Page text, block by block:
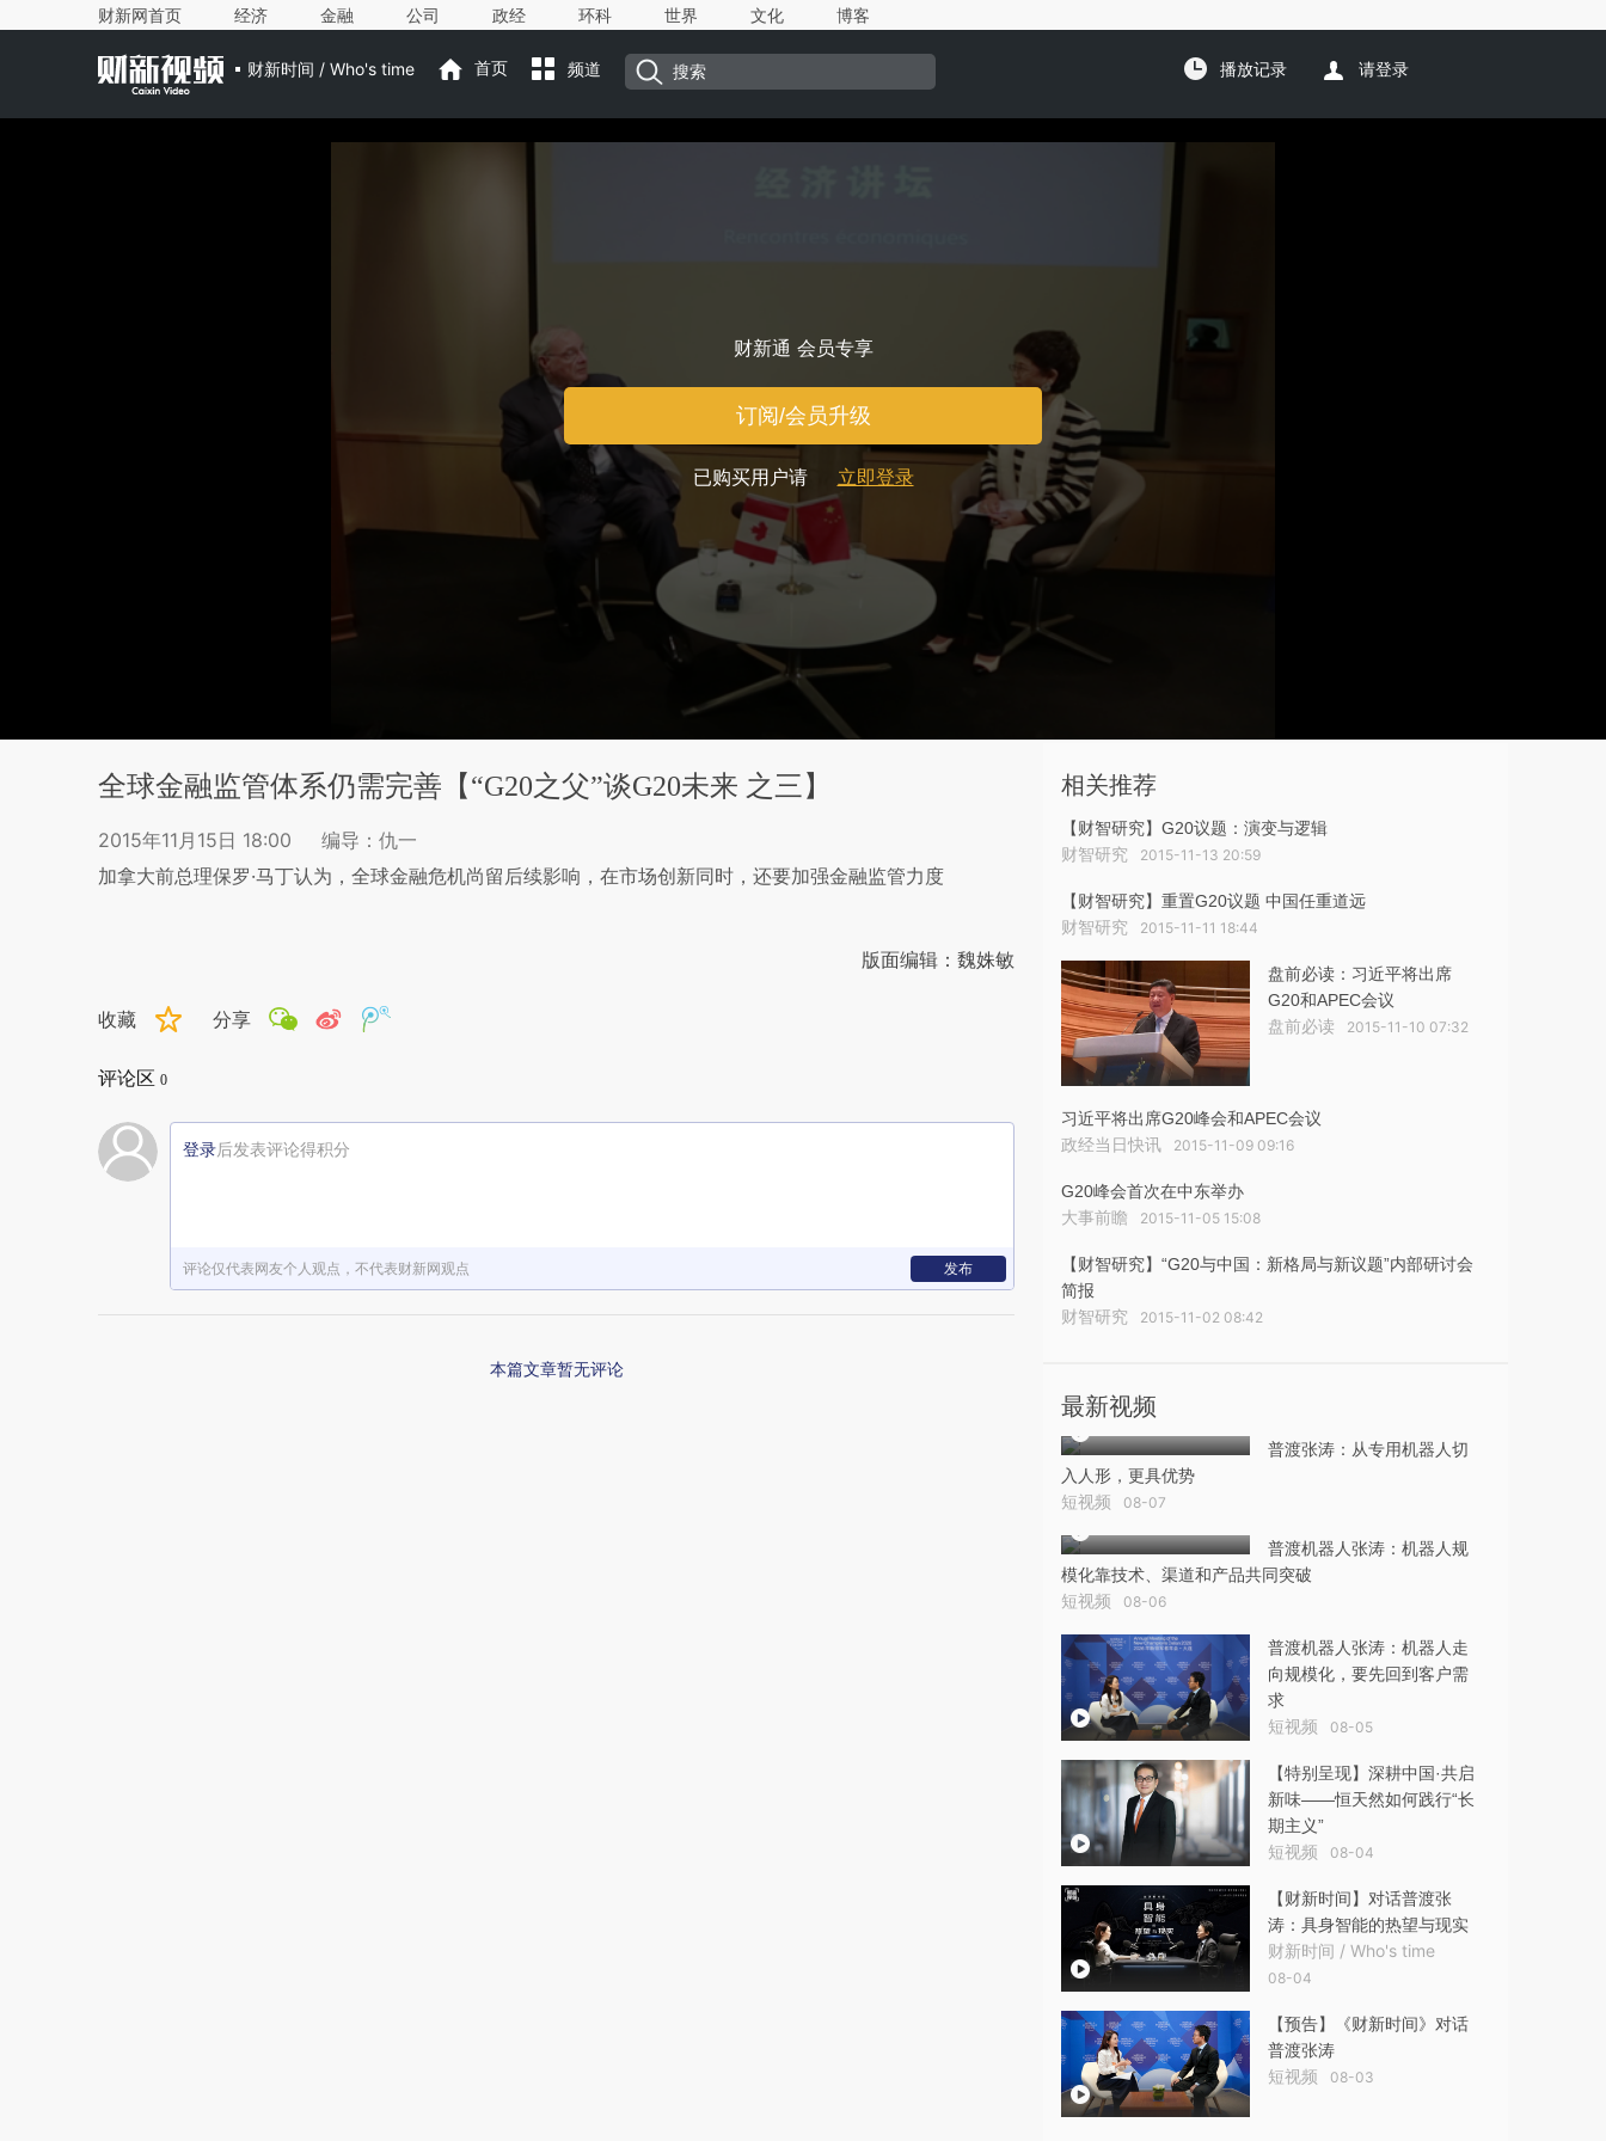
财新网首页 经济 金融 公司 政经 环科 世界 文化 博客
财新时间 / Who's time 首页 频道 播放记录 请登录
财新通 会员专享
订阅/会员升级
已购买用户请 立即登录
全球金融监管体系仍需完善【“G20之父”谈G20未来 之三】
2015年11月15日 18:00
编导：仇一
加拿大前总理保罗·马丁认为，全球金融危机尚留后续影响，在市场创新同时，还要加强金融监管力度
版面编辑：魏姝敏
收藏 分享
评论区 0
登录后发表评论得积分
评论仅代表网友个人观点，不代表财新网观点 发布
本篇文章暂无评论
相关推荐
【财智研究】G20议题：演变与逻辑
财智研究 2015-11-13 20:59
【财智研究】重置G20议题 中国任重道远
财智研究 2015-11-11 18:44
盘前必读：习近平将出席
G20和APEC会议
盘前必读 2015-11-10 07:32
习近平将出席G20峰会和APEC会议
政经当日快讯 2015-11-09 09:16
G20峰会首次在中东举办
大事前瞻 2015-11-05 15:08
【财智研究】“G20与中国：新格局与新议题”内部研讨会
简报
财智研究 2015-11-02 08:42
最新视频
普渡张涛：从专用机器人切
入人形，更具优势
短视频 08-07
普渡机器人张涛：机器人规
模化靠技术、渠道和产品共同突破
短视频 08-06
普渡机器人张涛：机器人走
向规模化，要先回到客户需
求
短视频 08-05
【特别呈现】深耕中国·共启
新味——恒天然如何践行“长
期主义”
短视频 08-04
【财新时间】对话普渡张
涛：具身智能的热望与现实
财新时间 / Who's time
08-04
【预告】《财新时间》对话
普渡张涛
短视频 08-03